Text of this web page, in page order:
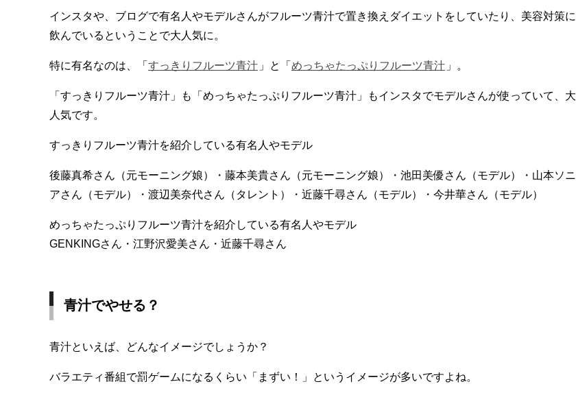
インスタや、ブログで有名人やモデルさんがフルーツ青汁で置き換えダイエットをしていたり、美容対策に
飲んでいるということで大人気に。
特に有名なのは、「 すっきりフルーツ青汁 」と「 めっちゃたっぷりフルーツ青汁 」。
「すっきりフルーツ青汁」も「めっちゃたっぷりフルーツ青汁」もインスタでモデルさんが使っていて、大
人気です。
すっきりフルーツ青汁を紹介している有名人やモデル
後藤真希さん（元モーニング娘）・藤本美貴さん（元モーニング娘）・池田美優さん（モデル）・山本ソニ
アさん（モデル）・渡辺美奈代さん（タレント）・近藤千尋さん（モデル）・今井華さん（モデル）
めっちゃたっぷりフルーツ青汁を紹介している有名人やモデル
GENKINGさん・江野沢愛美さん・近藤千尋さん
青汁でやせる？
青汁といえば、どんなイメージでしょうか？
バラエティ番組で罰ゲームになるくらい「まずい！」というイメージが多いですよね。